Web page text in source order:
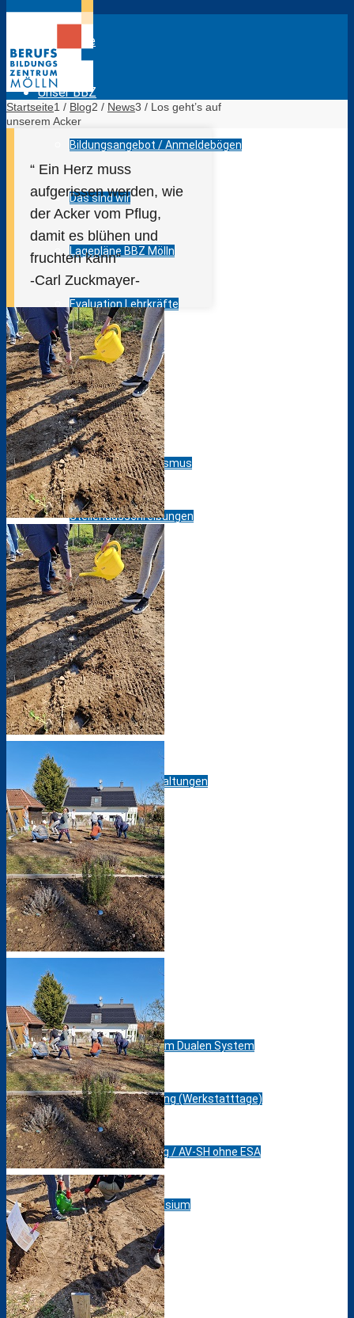
Startseite
Unser BBZ
Bildungsangebot / Anmeldebögen
Das sind wir
Lagepläne BBZ Mölln
Evaluation Lehrkräfte
Klimarat
Europaschule
Schule ohne Rassismus
Stellenausschreibungen
Kooperationen
Förderverein
Messen
Pressespiegel
Projekte / Veranstaltungen
Schulbibliothek
Standorte
Bildungsangebot
Anmeldebögen
Berufsausbildung im Dualen System
Berufsfelderprobung (Werkstatttage)
Berufsvorbereitung / AV-SH ohne ESA
Berufliches Gymnasium
Fachoberschule
Fachschule
Startseite1 / Blog2 / News3 / Los geht’s auf
unserem Acker
“ Ein Herz muss
aufgerissen werden, wie
der Acker vom Pflug,
damit es blühen und
fruchten kann“
-Carl Zuckmayer-